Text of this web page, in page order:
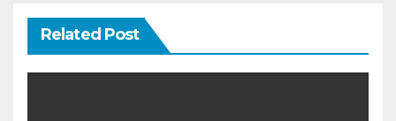
Related Post